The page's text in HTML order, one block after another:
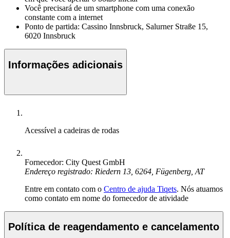
Você precisará de um smartphone com uma conexão
constante com a internet
Ponto de partida: Cassino Innsbruck, Salurner Straße 15,
6020 Innsbruck
Informações adicionais
Acessível a cadeiras de rodas
Fornecedor: City Quest GmbH
Endereço registrado: Riedern 13, 6264, Fügenberg, AT
Entre em contato com o Centro de ajuda Tiqets. Nós atuamos
como contato em nome do fornecedor de atividade
Política de reagendamento e cancelamento